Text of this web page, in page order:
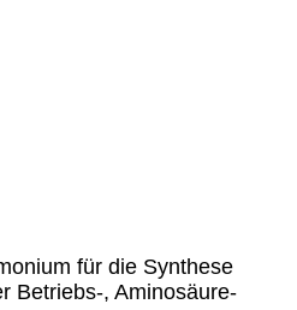
für die Synthese
Betriebs-, Aminosäure-